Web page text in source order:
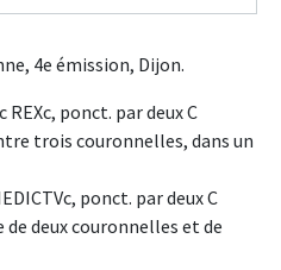
4e émission, Dijon.
REXc, ponct. par deux C
trois couronnelles, dans un
ponct. par deux C
deux couronnelles et de